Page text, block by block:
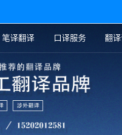
笔译翻译
法律翻译 说明书翻译
口译服务
同声传译
翻
语翻译 泰语翻译
葡萄牙语翻译
证件翻译报价
签证翻译